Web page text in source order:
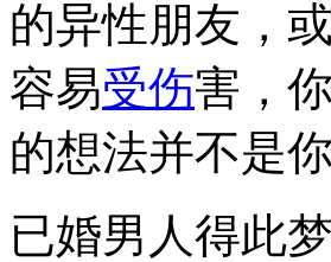
的异性朋友，
容易受伤害，
的想法并不是
已婚男人得此